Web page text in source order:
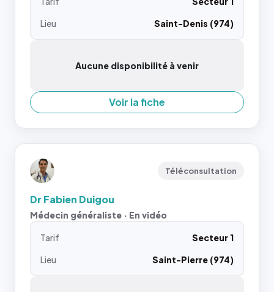
Lieu
Saint-Denis (974)
Aucune disponibilité à venir
Voir la fiche
Téléconsultation
Dr Fabien Duigou
Médecin généraliste · En vidéo
Tarif
Secteur 1
Lieu
Saint-Pierre (974)